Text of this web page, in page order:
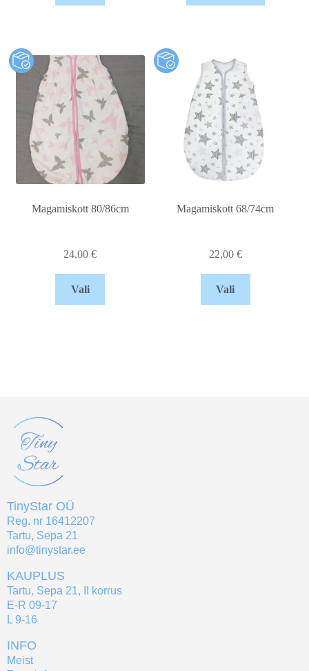
Magamiskott 80/86cm
24,00€
Vali
Magamiskott 68/74cm
22,00 €
Vali
TinyStar OÜ
Reg. nr 16412207
Tartu, Sepa 21
info@tinystar.ee
KAUPLUS
Tartu, Sepa 21, II korrus
E-R 09-17
L 9-16
INFO
Meist